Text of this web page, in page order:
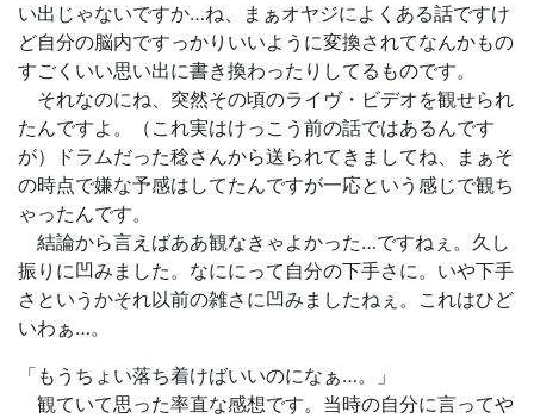
い出じゃないですか…ね、まぁオヤジによくある話ですけ
ど自分の脳内ですっかりいいように変換されてなんかもの
すごくいい思い出に書き換わったりしてるものです。
それなのにね、突然その頃のライヴ・ビデオを観せられ
たんですよ。（これ実はけっこう前の話ではあるんです
が）ドラムだった稔さんから送られてきましてね、まぁそ
の時点で嫌な予感はしてたんですが一応という感じで観ち
ゃったんです。
結論から言えばああ観なきゃよかった…ですねぇ。久し
振りに凹みました。なににって自分の下手さに。いや下手
さというかそれ以前の雑さに凹みましたねぇ。これはひど
いわぁ…。
「もうちょい落ち着けばいいのになぁ…。」
観ていて思った率直な感想です。当時の自分に言ってや